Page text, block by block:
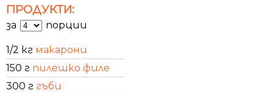
ПРОДУКТИ:
за порции
1/2 кг макарони
150 г пилешко филе
300 г гъби